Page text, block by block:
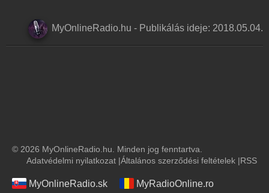
MyOnlineRadio.hu - Publikálás ideje: 2018.05.04.
© 2026 MyOnlineRadio.hu. Minden jog fenntartva.
Adatvédelmi nyilatkozat |Általános szerződési feltételek |RSS
MyOnlineRadio.sk MyRadioOnline.ro